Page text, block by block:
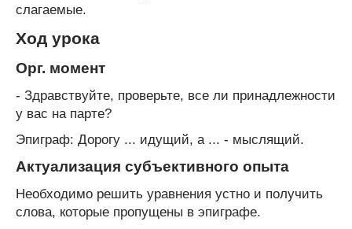
слагаемые.
Ход урока
Орг. момент
- Здравствуйте, проверьте, все ли принадлежности
у вас на парте?
Эпиграф: Дорогу ... идущий, а ... - мыслящий.
Актуализация субъективного опыта
Необходимо решить уравнения устно и получить
слова, которые пропущены в эпиграфе.